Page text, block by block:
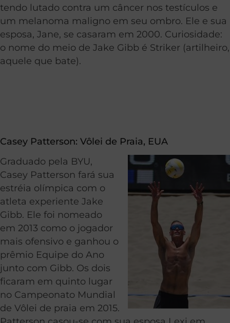
tendo lutado contra um câncer nos testículos e
um melanoma maligno em seu ombro. Ele e sua
esposa, Jane, se casaram em 2000. Curiosidade:
o nome do meio de Jake Gibb é Striker (artilheiro,
aquele que bate).
Casey Patterson: Vôlei de Praia, EUA
Graduado pela BYU,
Casey Patterson fará sua
estréia olímpica com o
atleta experiente Jake
Gibb. Ele foi nomeado
em 2013 como o jogador
mais ofensivo e ganhou o
prêmio Equipe do Ano
junto com Gibb. Os dois
ficaram em quinto lugar
no Campeonato Mundial
de Vôlei de praia em 2015.